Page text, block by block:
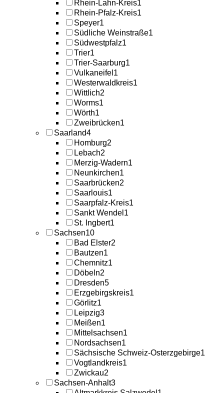
Rhein-Lahn-Kreis1
Rhein-Pfalz-Kreis1
Speyer1
Südliche Weinstraße1
Südwestpfalz1
Trier1
Trier-Saarburg1
Vulkaneifel 1
Westerwaldkreis1
Wittlich2
Worms1
Wörth1
Zweibrücken1
Saarland4
Homburg2
Lebach2
Merzig-Wadern1
Neunkirchen1
Saarbrücken2
Saarlouis1
Saarpfalz-Kreis1
Sankt Wendel 1
St. Ingbert1
Sachsen10
Bad Elster2
Bautzen1
Chemnitz1
Döbeln2
Dresden5
Erzgebirgskreis1
Görlitz1
Leipzig3
Meißen1
Mittelsachsen1
Nordsachsen1
Sächsische Schweiz-Osterzgebirge1
Vogtlandkreis1
Zwickau2
Sachsen-Anhalt3